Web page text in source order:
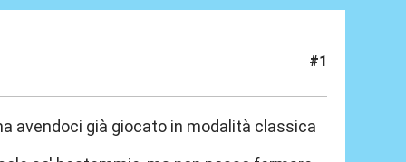
#1
avendoci già giocato in modalità classica